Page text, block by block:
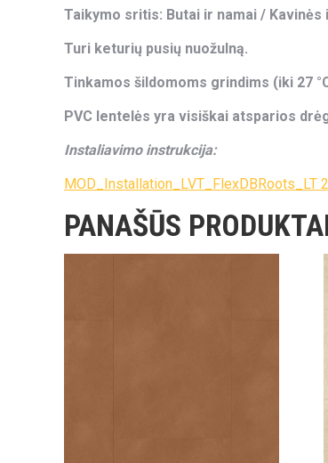
Taikymo sritis: Butai ir namai /
Turi keturių pusių nuožulną.
Tinkamos šildomoms grindims (iki 27
PVC lentelės yra visiškai atsparios
Instaliavimo instrukcija:
MOD_Installation_LVT_FlexDBRoots_LT
PANAŠŪS